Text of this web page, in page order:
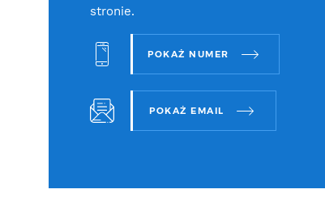
stronie.
POKAŻ NUMER
POKAŻ EMAIL